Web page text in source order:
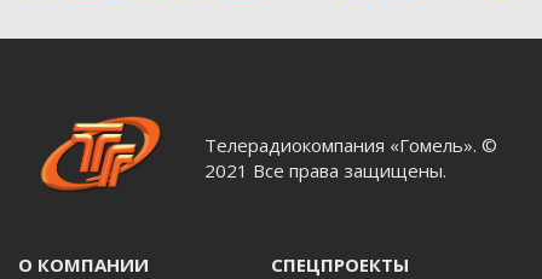
Телерадиокомпания «Гомель». ©
2021 Все права защищены.
О КОМПАНИИ СПЕЦПРОЕКТЫ